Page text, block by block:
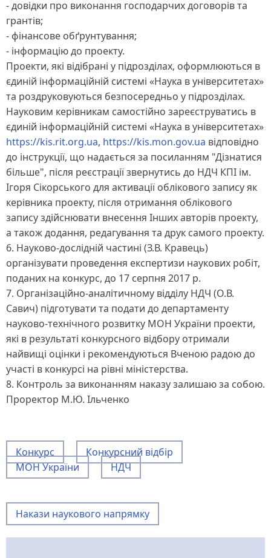
- довідки про виконання господарчих договорів та
грантів;
- фінансове обґрунтування;
- інформацію до проекту.
Проекти, які відібрані у підрозділах, оформлюються в
єдиній інформаційній системі «Наука в університетах»
та роздруковуються безпосередньо у підрозділах.
Науковим керівникам самостійно зареєструватись в
єдиній інформаційній системі «Наука в університетах»
https://kis.rit.org.ua, https://kis.mon.gov.ua відповідно
до інструкції, що надається за посиланням "Дізнатися
більше", після реєстрації звернутись до НДЧ КПІ ім.
Ігоря Сікорського для активації облікового запису як
керівника проекту, після отримання облікового
запису здійснювати внесення Інших авторів проекту,
а також додання, редагування та друк самого проекту.
6. Науково-дослідній частині (З.В. Кравець)
організувати проведення експертизи наукових робіт,
поданих на конкурс, до 17 серпня 2017 р.
7. Організаційно-аналітичному відділу НДЧ (О.В.
Савич) підготувати та подати до департаменту
науково-технічного розвитку МОН України проекти,
які в результаті конкурсного відбору отримали
найвищі оцінки і рекомендуються Вченою радою до
участі в конкурсі на рівні міністерства.
8. Контроль за виконанням наказу залишаю за собою.
Проректор М.Ю. Ільченко
Конкурс
Конкурсний відбір
МОН України
НДЧ
Накази наукового напрямку